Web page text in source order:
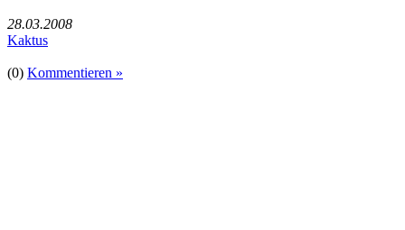
28.03.2008
Kaktus
(0) Kommentieren »